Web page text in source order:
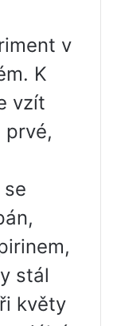
v
K
vzít
prvé,
stál
květy